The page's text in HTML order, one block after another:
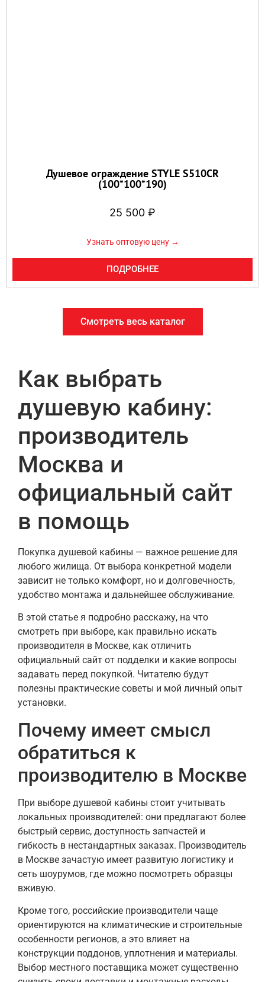
Душевое ограждение STYLE S510CR
(100*100*190)
25 500 ₽
Узнать оптовую цену →
ПОДРОБНЕЕ
Смотреть весь каталог
Как выбрать
душевую кабину:
производитель
Москва и
официальный сайт
в помощь
Покупка душевой кабины — важное решение для
любого жилища. От выбора конкретной модели
зависит не только комфорт, но и долговечность,
удобство монтажа и дальнейшее обслуживание.
В этой статье я подробно расскажу, на что
смотреть при выборе, как правильно искать
производителя в Москве, как отличить
официальный сайт от подделки и какие вопросы
задавать перед покупкой. Читателю будут
полезны практические советы и мой личный опыт
установки.
Почему имеет смысл
обратиться к
производителю в Москве
При выборе душевой кабины стоит учитывать
локальных производителей: они предлагают более
быстрый сервис, доступность запчастей и
гибкость в нестандартных заказах. Производитель
в Москве зачастую имеет развитую логистику и
сеть шоурумов, где можно посмотреть образцы
вживую.
Кроме того, российские производители чаще
ориентируются на климатические и строительные
особенности регионов, а это влияет на
конструкции поддонов, уплотнения и материалы.
Выбор местного поставщика может существенно